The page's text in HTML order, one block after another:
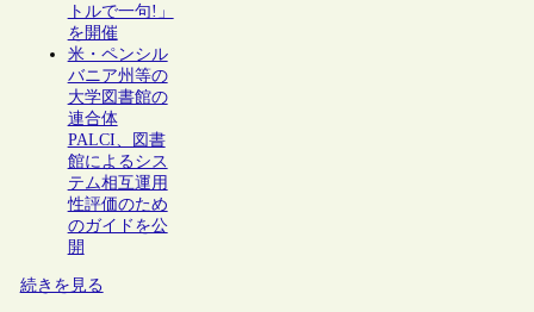
トルで一句!」
を開催
米・ペンシル
バニア州等の
大学図書館の
連合体
PALCI、図書
館によるシス
テム相互運用
性評価のため
のガイドを公
開
続きを見る